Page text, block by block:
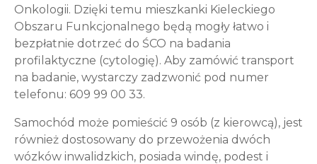
Onkologii. Dzięki temu mieszkanki Kieleckiego
Obszaru Funkcjonalnego będą mogły łatwo i
bezpłatnie dotrzeć do ŚCO na badania
profilaktyczne (cytologię). Aby zamówić transport
na badanie, wystarczy zadzwonić pod numer
telefonu: 609 99 00 33.
Samochód może pomieścić 9 osób (z kierowcą), jest
również dostosowany do przewożenia dwóch
wózków inwalidzkich, posiada windę, podest i